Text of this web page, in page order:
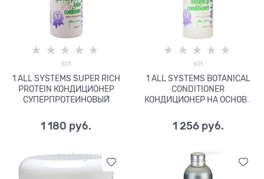
501
1 ALL SYSTEMS SUPER RICH
PROTEIN КОНДИЦИОНЕР
СУПЕРПРОТЕИНОВЫЙ
1 180 руб.
601
1 ALL SYSTEMS BOTANICAL
CONDITIONER
КОНДИЦИОНЕР НА ОСНОВЕ
ЭКСТРАКТОВ
1 256 руб.